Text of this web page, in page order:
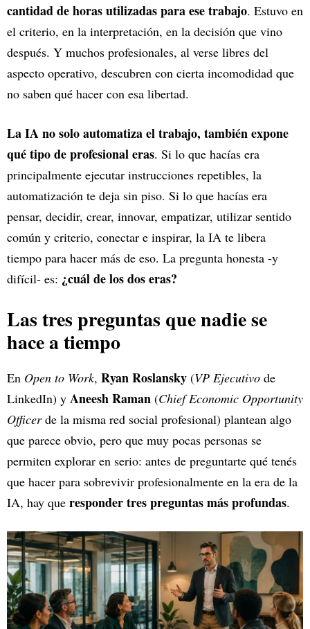
cantidad de horas utilizadas para ese trabajo. Estuvo en
el criterio, en la interpretación, en la decisión que vino
después. Y muchos profesionales, al verse libres del
aspecto operativo, descubren con cierta incomodidad que
no saben qué hacer con esa libertad.
La IA no solo automatiza el trabajo, también expone
qué tipo de profesional eras. Si lo que hacías era
principalmente ejecutar instrucciones repetibles, la
automatización te deja sin piso. Si lo que hacías era
pensar, decidir, crear, innovar, empatizar, utilizar sentido
común y criterio, conectar e inspirar, la IA te libera
tiempo para hacer más de eso. La pregunta honesta -y
difícil- es: ¿cuál de los dos eras?
Las tres preguntas que nadie se
hace a tiempo
En Open to Work, Ryan Roslansky (VP Ejecutivo de
LinkedIn) y Aneesh Raman (Chief Economic Opportunity
Officerde la misma red social profesional) plantean algo
que parece obvio, pero que muy pocas personas se
permiten explorar en serio: antes de preguntarte qué tenés
que hacer para sobrevivir profesionalmente en la era de la
IA, hay que responder tres preguntas más profundas.